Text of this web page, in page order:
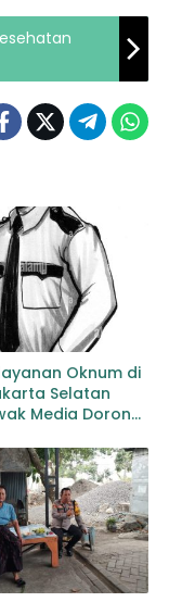
Oknum di
Selatan
Media Dorong